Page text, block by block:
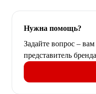
Нужна помощь?
Задайте вопрос –
представитель